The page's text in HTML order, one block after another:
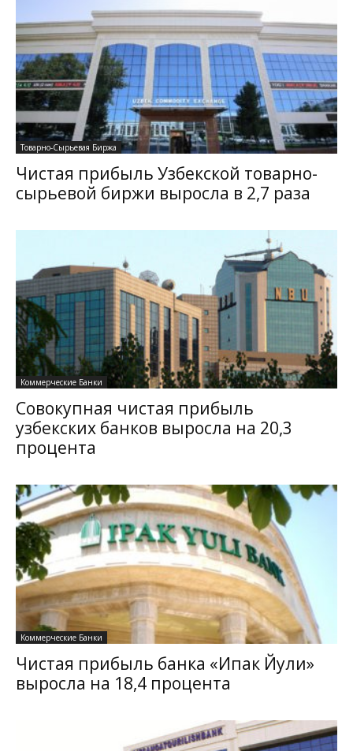
Товарно-Сырьевая Биржа
Чистая прибыль Узбекской товарно-
сырьевой биржи выросла в 2,7 раза
Коммерческие Банки
Совокупная чистая прибыль
узбекских банков выросла на 20,3
процента
Коммерческие Банки
Чистая прибыль банка «Ипак Йули»
выросла на 18,4 процента